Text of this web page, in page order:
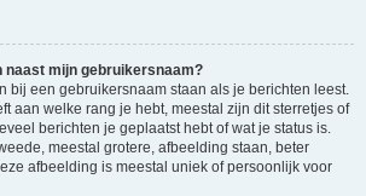
naast mijn gebruikersnaam?
bij een gebruikersnaam staan als je berichten leest.
aan welke rang je hebt, meestal zijn dit sterretjes of
berichten je geplaatst hebt of wat je status is.
meestal grotere, afbeelding staan, beter
afbeelding is meestal uniek of persoonlijk voor